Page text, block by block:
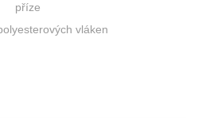
příze
vláken